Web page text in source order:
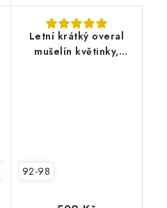
92-98 2.jakost v.56
Letní krátký overal
mušelín květinky,
92-98